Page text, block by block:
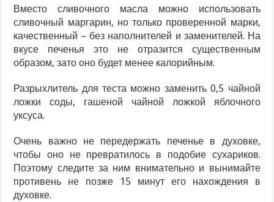
Вместо сливочного масла можно использовать
сливочный маргарин, но только проверенной марки,
качественный – без наполнителей и заменителей. На
вкусе печенья это не отразится существенным
образом, зато оно будет менее калорийным.
Разрыхлитель для теста можно заменить 0,5 чайной
ложки соды, гашеной чайной ложкой яблочного
уксуса.
Очень важно не передержать печенье в духовке,
чтобы оно не превратилось в подобие сухариков.
Поэтому следите за ним внимательно и вынимайте
противень не позже 15 минут его нахождения в
духовке.